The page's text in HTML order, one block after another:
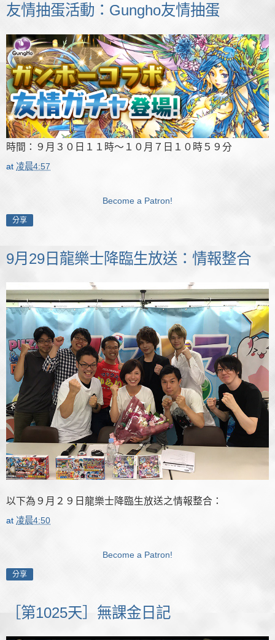
友情抽蛋活動：Gungho友情抽蛋
時間：９月３０日１１時～１０月７日１０時５９分
at 凌晨4:57
Become a Patron!
分享
9月29日龍樂士降臨生放送：情報整合
以下為９月２９日龍樂士降臨生放送之情報整合：
at 凌晨4:50
Become a Patron!
分享
［第1025天］無課金日記